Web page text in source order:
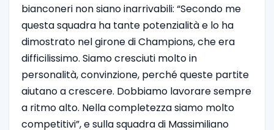
bianconeri non siano inarrivabili: “Secondo me
questa squadra ha tante potenzialità e lo ha
dimostrato nel girone di Champions, che era
difficilissimo. Siamo cresciuti molto in
personalità, convinzione, perché queste partite
aiutano a crescere. Dobbiamo lavorare sempre
a ritmo alto. Nella completezza siamo molto
competitivi”, e sulla squadra di Massimiliano